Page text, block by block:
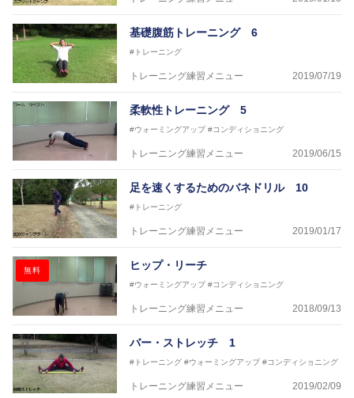
基礎腹筋トレーニング 6
#トレーニング
トレーニング練習メニュー 2019/07/19
柔軟性トレーニング 5
#ウォーミングアップ #コンディショニング
トレーニング練習メニュー 2019/06/15
足を速くするためのバネドリル 10
#トレーニング
トレーニング練習メニュー 2019/01/17
無料 ヒップ・リーチ
#ウォーミングアップ #コンディショニング
トレーニング練習メニュー 2018/09/13
バー・ストレッチ 1
#トレーニング #ウォーミングアップ #コンディショニング
トレーニング練習メニュー 2019/02/09